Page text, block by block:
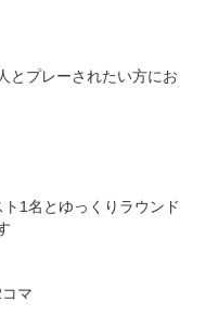
とプレーされたい方にお
1名とゆっくりラウンド
マ